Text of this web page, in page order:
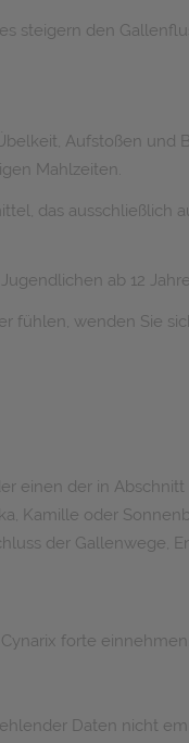
steigern den
Aufstoßen und
Mahlzeiten.
das
ab 12
fühlen, wenden Sie
einen der in
Kamille oder
der Gallenwege,
forte einnehmen.
Daten nicht